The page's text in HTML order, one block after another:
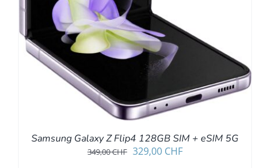
Samsung Galaxy Z Flip4 128GB SIM + eSIM 5G
349,00CHF Ursprünglicher
329,00 CHFAktueller